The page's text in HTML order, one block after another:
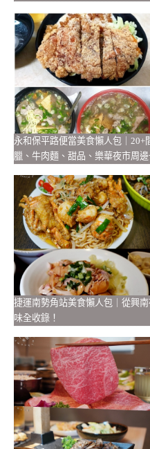
永和保平路便當美食懶人包｜
臘、牛肉麵、甜品、樂華夜市周邊
捷運南勢角站美食懶人包｜從興
味全收錄！